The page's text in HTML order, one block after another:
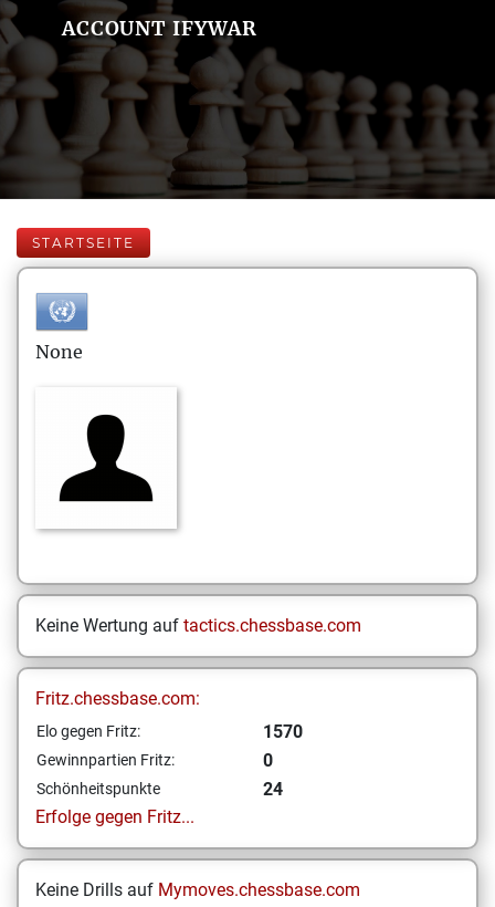
ACCOUNT IFYWAR
STARTSEITE
None
Keine Wertung auf tactics.chessbase.com
Fritz.chessbase.com:
Elo gegen Fritz: 1570
Gewinnpartien Fritz: 0
Schönheitspunkte
24
Erfolge gegen Fritz...
Keine Drills auf Mymoves.chessbase.com